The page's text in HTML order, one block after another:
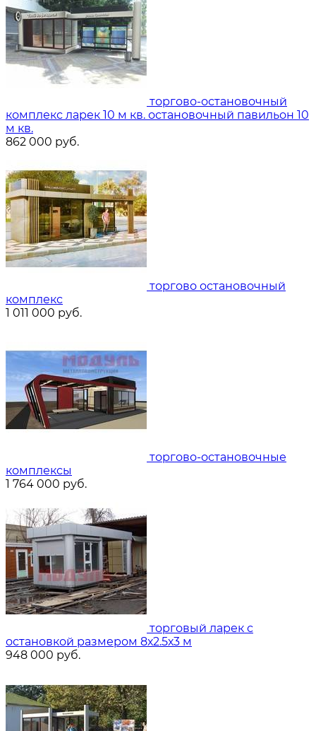
торгово-остановочный
комплекс ларек 10 м кв. остановочный павильон 10
м кв.
862 000 руб.
торгово остановочный
комплекс
1 011 000 руб.
торгово-остановочные
комплексы
1 764 000 руб.
торговый ларек с
остановкой размером 8х2.5х3 м
948 000 руб.